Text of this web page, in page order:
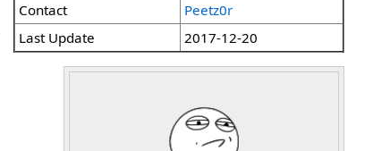
Contact
Peetz0r
Last Update
2017-12-20